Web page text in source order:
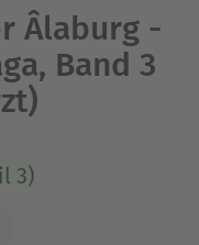
Âlaburg -
Band 3
3)